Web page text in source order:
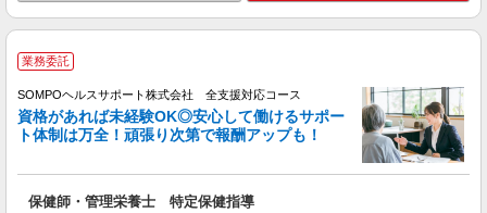
業務委託
SOMPOヘルスサポート株式会社 全支援対応コース
資格があれば未経験OK◎安心して働けるサポー
ト体制は万全！頑張り次第で報酬アップも！
保健師・管理栄養士 特定保健指導